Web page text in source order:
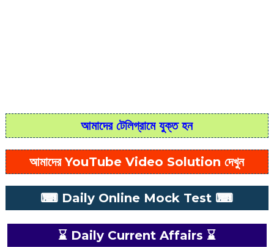
আমাদের টেলিগ্রামে যুক্ত হন
আমাদের YouTube Video Solution দেখুন
⌨ Daily Online Mock Test ⌨
⌛ Daily Current Affairs ⌛